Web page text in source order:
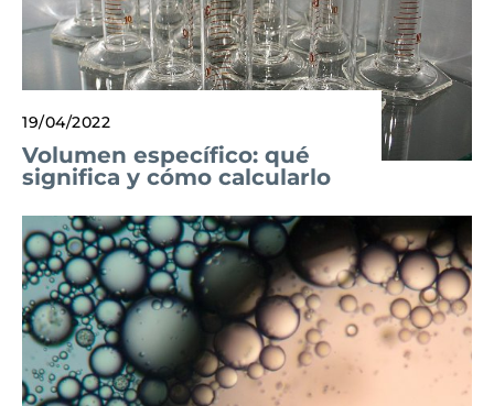
19/04/2022
Volumen específico: qué
significa y cómo calcularlo